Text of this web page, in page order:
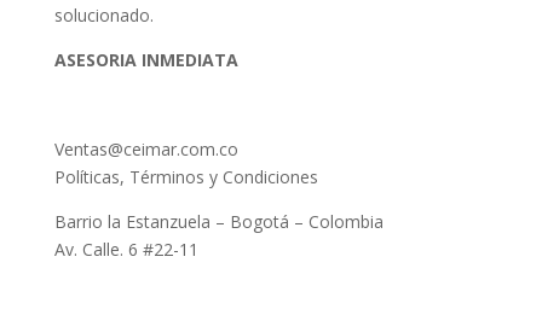
solucionado.
ASESORIA INMEDIATA
Ventas@ceimar.com.co
Políticas, Términos y Condiciones
Barrio la Estanzuela – Bogotá – Colombia
Av. Calle. 6 #22-11